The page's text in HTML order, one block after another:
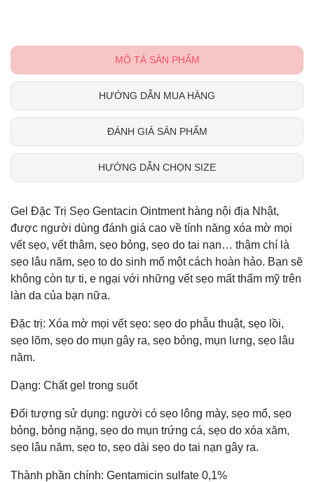
MÔ TẢ SẢN PHẨM
HƯỚNG DẪN MUA HÀNG
ĐÁNH GIÁ SẢN PHẨM
HƯỚNG DẪN CHỌN SIZE
Gel Đặc Trị Sẹo Gentacin Ointment hàng nội địa Nhật,
được người dùng đánh giá cao về tính năng xóa mờ mọi
vết sẹo, vết thâm, sẹo bỏng, sẹo do tai nạn… thậm chí là
sẹo lâu năm, sẹo to do sinh mổ một cách hoàn hảo. Bạn sẽ
không còn tự ti, e ngại với những vết sẹo mất thẩm mỹ trên
làn da của bạn nữa.
Đặc trị: Xóa mờ mọi vết sẹo: sẹo do phẫu thuật, sẹo lồi,
sẹo lõm, sẹo do mụn gây ra, sẹo bỏng, mụn lưng, sẹo lâu
năm.
Dạng: Chất gel trong suốt
Đối tượng sử dụng: người có sẹo lông mày, sẹo mổ, sẹo
bỏng, bỏng nặng, sẹo do mụn trứng cá, sẹo do xóa xăm,
sẹo lâu năm, sẹo to, sẹo dài sẹo do tai nạn gây ra.
Thành phần chính: Gentamicin sulfate 0,1%